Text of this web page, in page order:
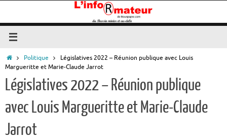
contenu
AccueilPolitique
Législatives 2022 – Réunion publique avec Louis
Margueritte et Marie-Claude Jarrot
Législatives 2022 – Réunion publique
avec Louis Margueritte et Marie-Claude
Jarrot